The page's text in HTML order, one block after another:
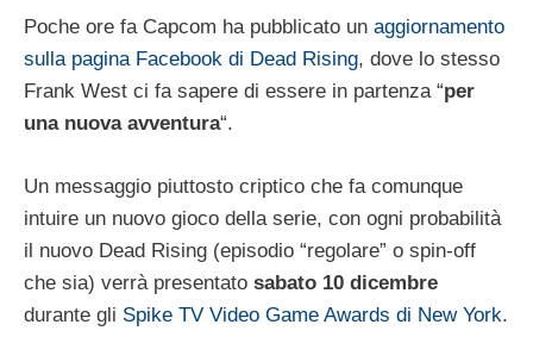
Poche ore fa Capcom ha pubblicato un aggiornamento
sulla pagina Facebook di Dead Rising, dove lo stesso
Frank West ci fa sapere di essere in partenza “per
una nuova avventura“.
Un messaggio piuttosto criptico che fa comunque
intuire un nuovo gioco della serie, con ogni probabilità
il nuovo Dead Rising (episodio “regolare” o spin-off
che sia) verrà presentato sabato 10 dicembre
durante gli Spike TV Video Game Awards di New York.